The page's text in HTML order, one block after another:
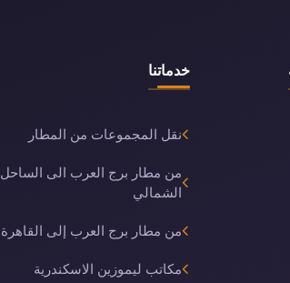
خدماتنا
نقل المجموعات من المطار
من مطار برج العرب الى الساحل
الشمالي
من مطار برج العرب إلى القاهرة
مكاتب ليموزين الاسكندرية